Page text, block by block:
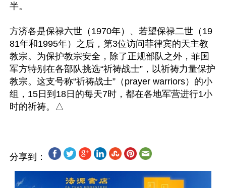
半。
方济各是保禄六世（1970年）、若望保禄二世（19
81年和1995年）之后，第3位访问菲律宾的天主教
教宗。为保护教宗安全，除了正规部队之外，菲国
军方特别在各部队挑选“祈祷战士”，以祈祷力量保护
教宗。这支号称“祈祷战士”（prayer warriors）的小
组，15日到18日的每天7时，都在各地军营进行1小
分享到：